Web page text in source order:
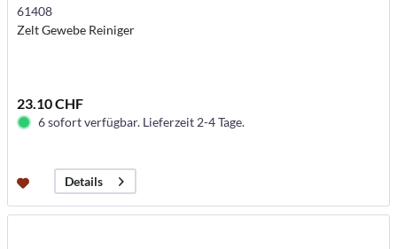
61408
Zelt Gewebe Reiniger
23.10 CHF
6 sofort verfügbar. Lieferzeit 2-4 Tage.
Details